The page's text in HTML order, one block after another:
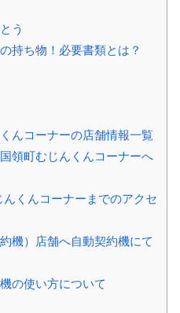
う
持ち物！必要書類とは？
んコーナーの店舗情報一覧
領町むじんくんコーナーへ
くんコーナーまでのアクセ
機）店舗へ自動契約機にて
の使い方について